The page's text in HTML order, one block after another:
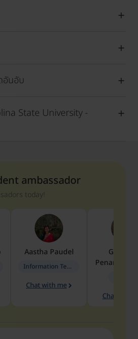
อันอับ
State University -
ambassador
today!
Aastha Paudel
Information Technology
Chat with me
Penarete
Chat with